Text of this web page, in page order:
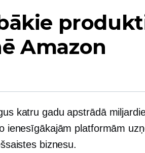
Amazon
katru gadu apstrādā
ienesīgākajām platformām
biznesu.